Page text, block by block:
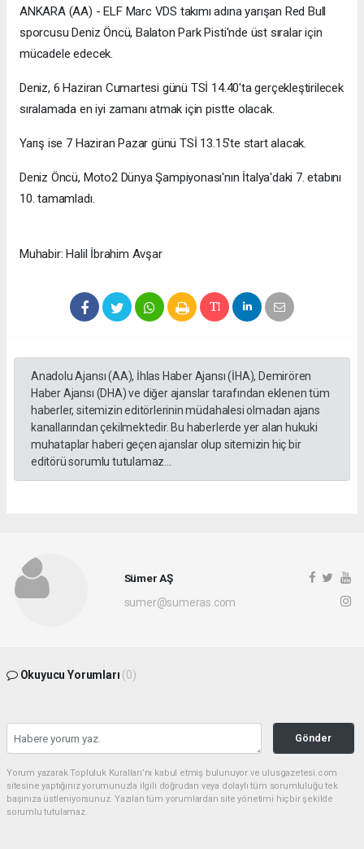
ANKARA (AA) - ELF Marc VDS takımı adına yarışan Red Bull
sporcusu Deniz Öncü, Balaton Park Pisti'nde üst sıralar için
mücadele edecek.
Deniz, 6 Haziran Cumartesi günü TSİ 14.40'ta gerçekleştirilecek
sıralamada en iyi zamanı atmak için pistte olacak.
Yarış ise 7 Haziran Pazar günü TSİ 13.15'te start alacak.
Deniz Öncü, Moto2 Dünya Şampiyonası'nın İtalya'daki 7. etabını
10. tamamladı.
Muhabir: Halil İbrahim Avşar
Anadolu Ajansı (AA), İhlas Haber Ajansı (İHA), Demirören
Haber Ajansı (DHA) ve diğer ajanslar tarafından eklenen tüm
haberler, sitemizin editörlerinin müdahalesi olmadan ajans
kanallarından çekilmektedir. Bu haberlerde yer alan hukuki
muhataplar haberi geçen ajanslar olup sitemizin hiç bir
editörü sorumlu tutulamaz...
Sümer AŞ
sumer@sumeras.com
Okuyucu Yorumları (0)
Gönder
Yorum yazarak Topluluk Kuralları’nı kabul etmiş bulunuyor ve ulusgazetesi.com
sitesine yaptığınız yorumunuzla ilgili doğrudan veya dolaylı tüm sorumluluğu tek
başınıza üstleniyorsunuz. Yazılan tüm yorumlardan site yönetimi hiçbir şekilde
sorumlu tutulamaz.